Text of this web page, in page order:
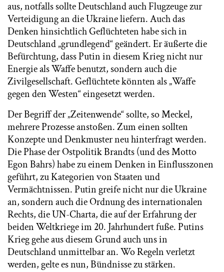
aus, notfalls sollte Deutschland auch Flugzeuge zur
Verteidigung an die Ukraine liefern. Auch das
Denken hinsichtlich Geflüchteten habe sich in
Deutschland „grundlegend“ geändert. Er äußerte die
Befürchtung, dass Putin in diesem Krieg nicht nur
Energie als Waffe benutzt, sondern auch die
Zivilgesellschaft. Geflüchtete könnten als „Waffe
gegen den Westen“ eingesetzt werden.
Der Begriff der „Zeitenwende“ sollte, so Meckel,
mehrere Prozesse anstoßen. Zum einen sollten
Konzepte und Denkmuster neu hinterfragt werden.
Die Phase der Ostpolitik Brandts (und des Motto
Egon Bahrs) habe zu einem Denken in Einflusszonen
geführt, zu Kategorien von Staaten und
Vermächtnissen. Putin greife nicht nur die Ukraine
an, sondern auch die Ordnung des internationalen
Rechts, die UN-Charta, die auf der Erfahrung der
beiden Weltkriege im 20. Jahrhundert fuße. Putins
Krieg gehe aus diesem Grund auch uns in
Deutschland unmittelbar an. Wo Regeln verletzt
werden, gelte es nun, Bündnisse zu stärken.